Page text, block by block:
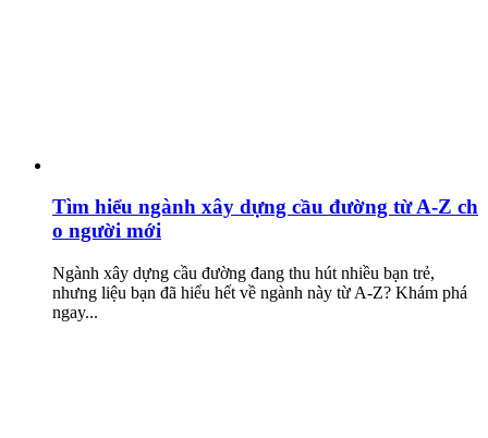
Tìm hiểu ngành xây dựng cầu đường từ A-Z ch
o người mới
Ngành xây dựng cầu đường đang thu hút nhiều bạn trẻ,
nhưng liệu bạn đã hiểu hết về ngành này từ A-Z? Khám phá
ngay...